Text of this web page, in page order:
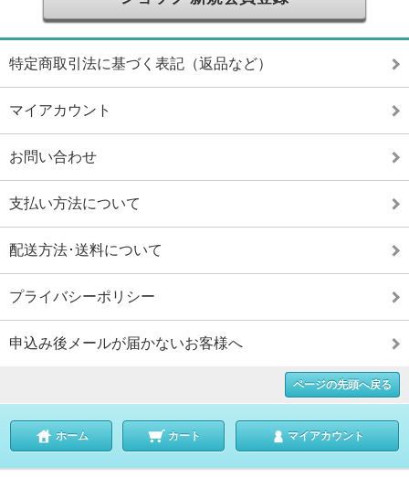
特定商取引法に基づく表記（返品など）
マイアカウント
お問い合わせ
支払い方法について
配送方法･送料について
プライバシーポリシー
申込み後メールが届かないお客様へ
ページの先頭へ戻る
ホーム カート マイアカウント